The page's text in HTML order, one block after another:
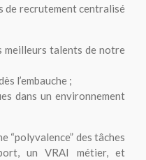
de recrutement centralisé
talents de notre
l’embauche ;
dans un environnement
“polyvalence” des tâches
un VRAI métier, et